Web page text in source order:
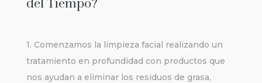
del Tiempo?
1. Comenzamos la limpieza facial realizando un
tratamiento en profundidad con productos que
nos ayudan a eliminar los residuos de grasa,